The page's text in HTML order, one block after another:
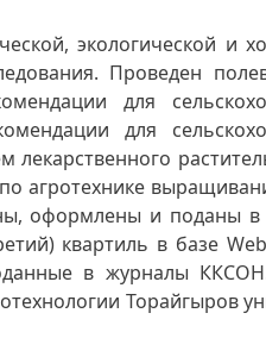
экологической и
Проведен
для
для
агротехнике
оформлены и поданы
квартиль в базе
в журналы
Торайгыров